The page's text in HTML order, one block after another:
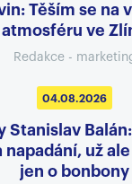
Těším se na
atmosféru ve
Redakce -
04.08.2026
Stanislav
napadání, už
jen o bonbony